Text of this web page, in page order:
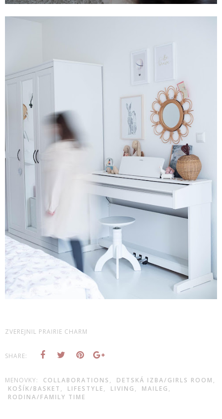
ZVEREJNIL PRAIRIE CHARM
SHARE:
MENOVKY: COLLABORATIONS , DETSKÁ IZBA/GIRLS ROOM ,
KOŠÍK/BASKET , LIFESTYLE, LIVING , MAILEG ,
RODINA/FAMILY TIME